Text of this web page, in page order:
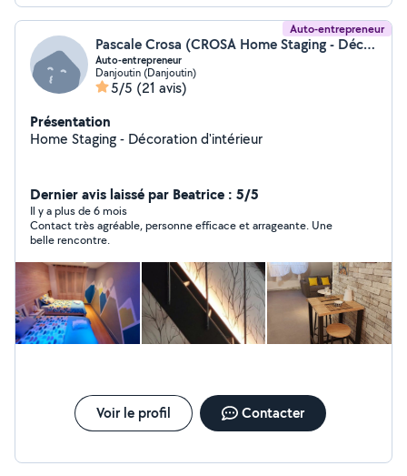
Auto-entrepreneur
Pascale Crosa (CROSA Home Staging - Décoration)
Auto-entrepreneur
Danjoutin (Danjoutin)
5/5 (21 avis)
Présentation
Home Staging - Décoration d'intérieur
Dernier avis laissé par Beatrice : 5/5
Il y a plus de 6 mois
Contact très agréable, personne efficace et arrageante. Une
belle rencontre.
Voir le profil Contacter